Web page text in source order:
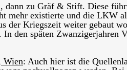
zu Gräf & Stift. Diese
mehr existierte und die LKW
der Kriegszeit weiter gebaut
den späten
Wien: Auch hier ist die